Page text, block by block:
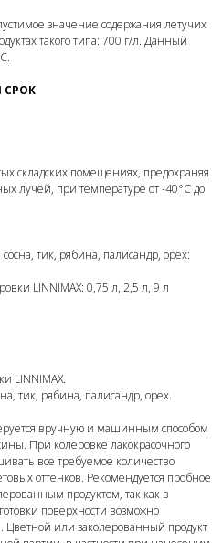
значение содержания летучих
такого типа: 700 г/л. Данный
СРОК
складских помещениях, предохраняя
лучей, при температуре от -40°С до
тик, рябина, палисандр, орех:
LINNIMAX: 0,75 л, 2,5 л, 9 л
LINNIMAX.
тик, рябина, палисандр, орех.
вручную и машинным способом
При колеровке лакокрасочного
все требуемое количество
оттенков. Рекомендуется пробное
продуктом, так как в
поверхности возможно
Цветной или заколерованный продукт